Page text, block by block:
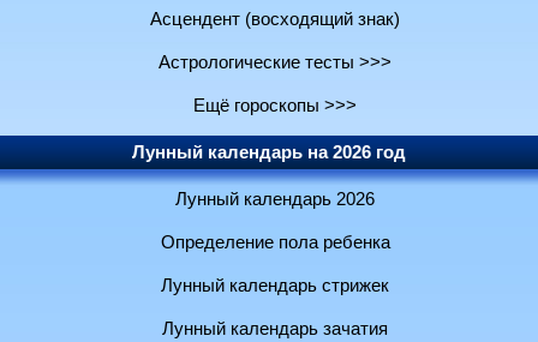
Асцендент (восходящий знак)
Астрологические тесты >>>
Ещё гороскопы >>>
Лунный календарь на 2026 год
Лунный календарь 2026
Определение пола ребенка
Лунный календарь стрижек
Лунный календарь зачатия